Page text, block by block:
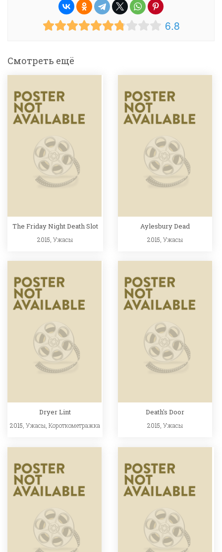
6.8
Смотреть ещё
The Friday Night Death Slot
2015,Ужасы
Aylesbury Dead
2015,Ужасы
Dryer Lint
2015, Ужасы, Короткометражка
Death's Door
2015,Ужасы